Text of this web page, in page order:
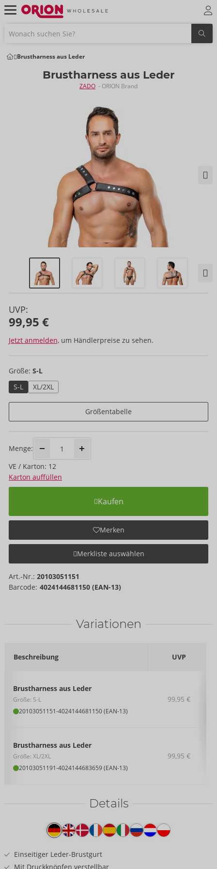
Brustharness aus Leder
Brustharness aus Leder
ZADO - ORION Brand
UVP:
99,95 €
Jetzt anmelden, um Händlerpreise zu sehen.
Größe: S-L
S-L
XL/2XL
Größentabelle
Menge:
VE / Karton: 12
Karton auffüllen
Kaufen
Merken
Merkliste auswählen
Art.-Nr.: 20103051151
Barcode: 4024144681150 (EAN-13)
Variationen
Beschreibung UVP
Brustharness aus Leder
Größe: S-L
20103051151-4024144681150 (EAN-13)
99,95 €
Brustharness aus Leder
Größe: XL/2XL
20103051191-4024144683659 (EAN-13)
99,95 €
Details
Produkttext
Einseitiger Leder-Brustgurt
Mit Druckknöpfen verstellbar